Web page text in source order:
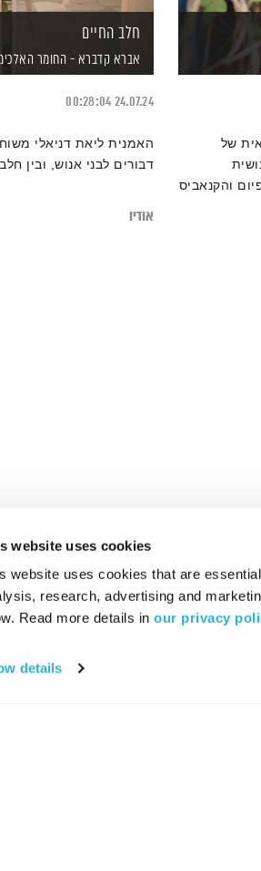
website uses cookies
website uses cookies that are
research, advertising and
Read more details in our privacy
details
של
והקנאביס
חלב החיים
אברא קדברא - החומר
24.07.24
00:28:04
האמנית ליאת דניאלי
דבורים לבני אנוש, ובין
אודיו